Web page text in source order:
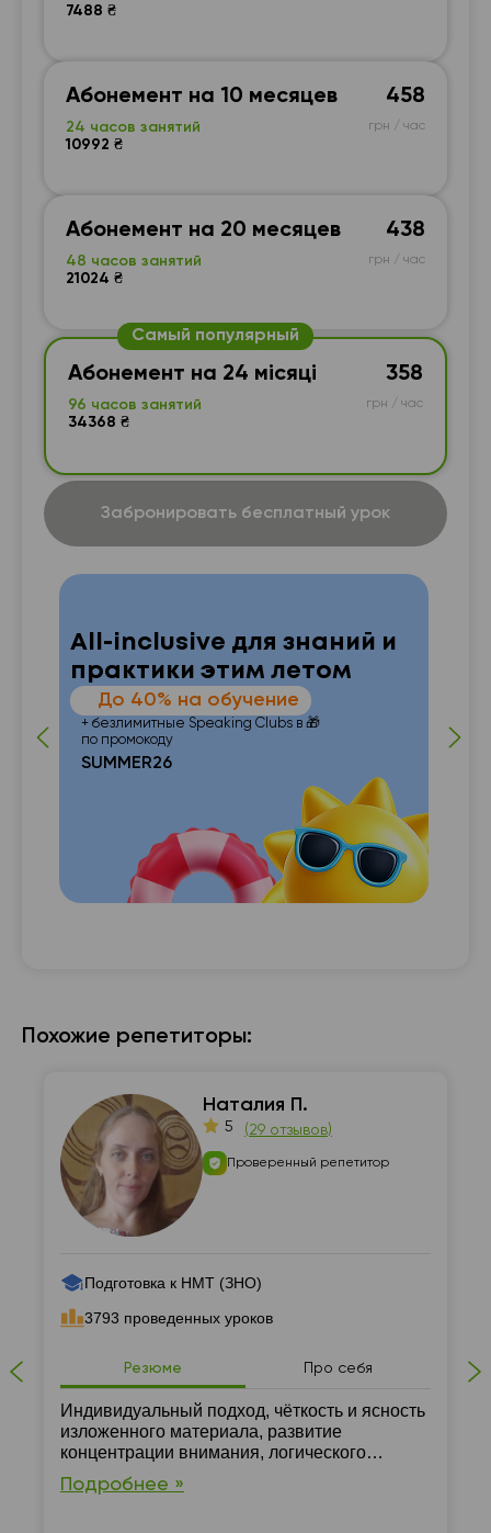
7488 ₴
Абонемент на 10 месяцев
24 часов занятий
10992 ₴
458
грн / час
Абонемент на 20 месяцев
48 часов занятий
21024 ₴
438
грн / час
Самый популярный
Абонемент на 24 місяці
96 часов занятий
34368 ₴
358
грн / час
Забронировать бесплатный урок
All-inclusive для знаний и
практики этим летом
До 40% на обучение
+ безлимитные Speaking Clubs в 🎁
по промокоду
SUMMER26
Похожие репетиторы:
Наталия П.
5 (29 отзывов)
Проверенный репетитор
Подготовка к НМТ (ЗНО)
3793 проведенных уроков
Резюме Про себя
Индивидуальный подход, чёткость и ясность
изложенного материала, развитие
концентрации внимания, логического
мышления и навыков самостоятельной
работы
Подробнее »